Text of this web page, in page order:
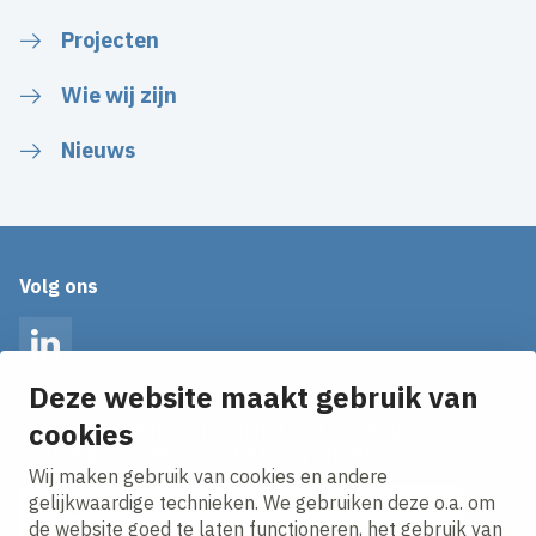
Deze website maakt gebruik van
cookies
Wij maken gebruik van cookies en andere
gelijkwaardige technieken. We gebruiken deze o.a. om
de website goed te laten functioneren, het gebruik van
Projecten
Wie wij zijn
Nieuws
Volg ons
Op de hoogte blijven van het laatste nieuws?
E-mailadres